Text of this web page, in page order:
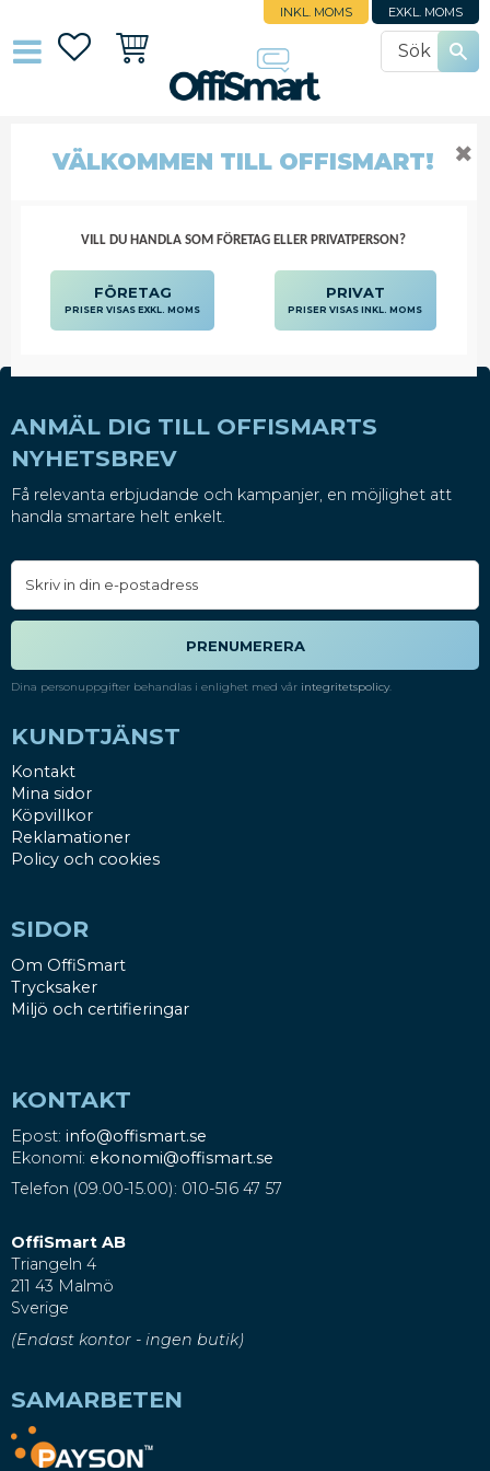
INKL. MOMS EXKL. MOMS
FavoriterKundvagn
DIGITALRAMAR
BILDSKÄRMAR OCH TILLBEHÖR
DIGITALRAMAR
ANMÄL DIG TILL OFFISMARTS
NYHETSBREV
Få relevanta erbjudande och kampanjer, en möjlighet att
handla smartare helt enkelt.
PRENUMERERA
Dina personuppgifter behandlas i enlighet med vår integritetspolicy.
KUNDTJÄNST
Kontakt
Mina sidor
Köpvillkor
Reklamationer
Policy och cookies
SIDOR
Om OffiSmart
Trycksaker
Miljö och certifieringar
KONTAKT
Epost: info@offismart.se
Ekonomi: ekonomi@offismart.se
Telefon (09.00-15.00): 010-516 47 57
OffiSmart AB
Triangeln 4
211 43 Malmö
Sverige
(Endast kontor - ingen butik)
SAMARBETEN
VÄLKOMMEN TILL OFFISMART!
VILL DU HANDLA SOM FÖRETAG ELLER PRIVATPERSON?
FÖRETAG
PRISER VISAS EXKL. MOMS
PRIVAT
PRISER VISAS INKL. MOMS
✖